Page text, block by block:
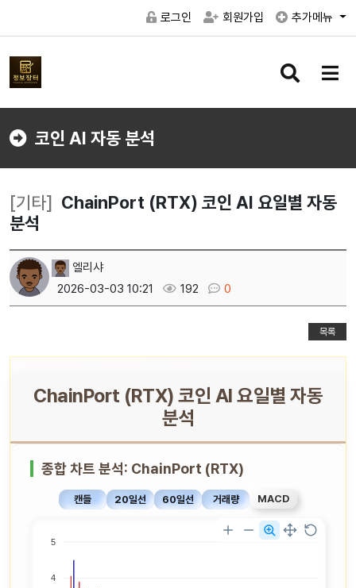
로그인 회원가입 추가메뉴
검
버
메
버
코인 AI 자동 분석
[기타] ChainPort (RTX) 코인 AI 요일별 자동
분석
엘리샤
2026-03-03 10:21
192 0
목록
ChainPort (RTX) 코인 AI 요일별 자동
분석
종합 차트 분석: ChainPort (RTX)
캔들 20일선 60일선 거래량 MACD
5
4